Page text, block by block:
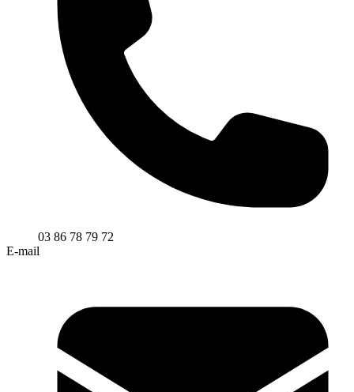
03 86 78 79 72
E-mail